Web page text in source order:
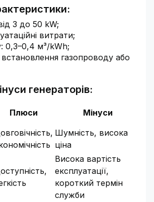
3 до 50 kW;
витрати;
0,3–0,4 м³/kWh;
газопроводу або
генераторів:
Плюси Мінуси
Шумність, висока
ціна
Висока вартість
експлуатації,
короткий термін
служби